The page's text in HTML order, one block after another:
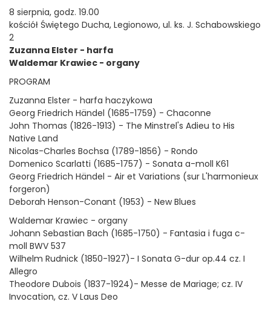
8 sierpnia, godz. 19.00
kościół Świętego Ducha, Legionowo, ul. ks. J. Schabowskiego
2
Zuzanna Elster - harfa
Waldemar Krawiec - organy
PROGRAM
Zuzanna Elster - harfa haczykowa
Georg Friedrich Händel (1685-1759) - Chaconne
John Thomas (1826-1913) - The Minstrel's Adieu to His
Native Land
Nicolas-Charles Bochsa (1789-1856) - Rondo
Domenico Scarlatti (1685-1757) - Sonata a-moll K61
Georg Friedrich Händel - Air et Variations (sur L'harmonieux
forgeron)
Deborah Henson-Conant (1953) - New Blues
Waldemar Krawiec - organy
Johann Sebastian Bach (1685-1750) - Fantasia i fuga c-
moll BWV 537
Wilhelm Rudnick (1850-1927)- I Sonata G-dur op.44 cz. I
Allegro
Theodore Dubois (1837-1924)- Messe de Mariage; cz. IV
Invocation, cz. V Laus Deo